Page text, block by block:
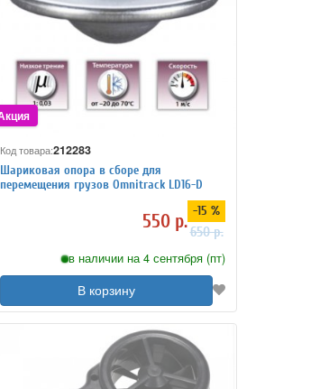
Код товара:212283
Шариковая опора в сборе для
перемещения грузов Omnitrack LD16-D
550 р. -15 %
650 р.
в наличии на 4 сентября (пт)
В корзину